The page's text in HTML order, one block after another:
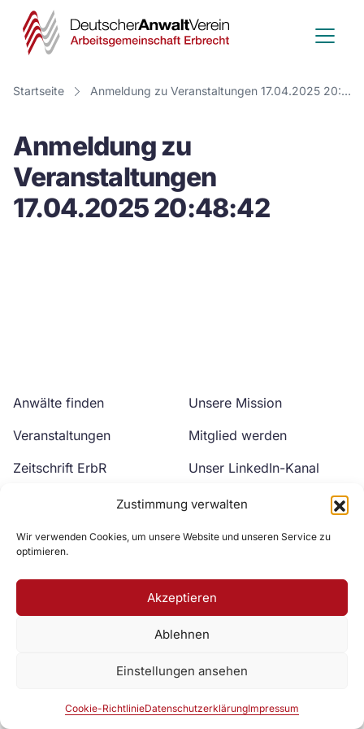
Zustimmung verwalten
Wir verwenden Cookies, um unsere Website und unseren Service zu
optimieren.
Akzeptieren
Ablehnen
Einstellungen ansehen
Cookie-RichtlinieDatenschutzerklärungImpressum
Deutscher
Anwalt
Verein
Startseite Anmeldung zu Veranstaltungen 17.04.2025 20:48:42
Anmeldung zu
Veranstaltungen
17.04.2025 20:48:42
Anwälte finden
Veranstaltungen
Zeitschrift ErbR
Unsere Mission
Mitglied werden
Unser LinkedIn-Kanal
Unser YouTube-Kanal
Zur DAV Webseite